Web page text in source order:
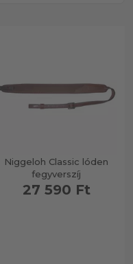
Niggeloh Classic lóden
fegyverszíj
27 590 Ft